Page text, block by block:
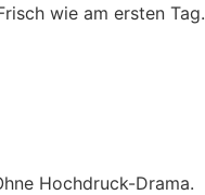
wie am ersten Tag.
Hochdruck-Drama.